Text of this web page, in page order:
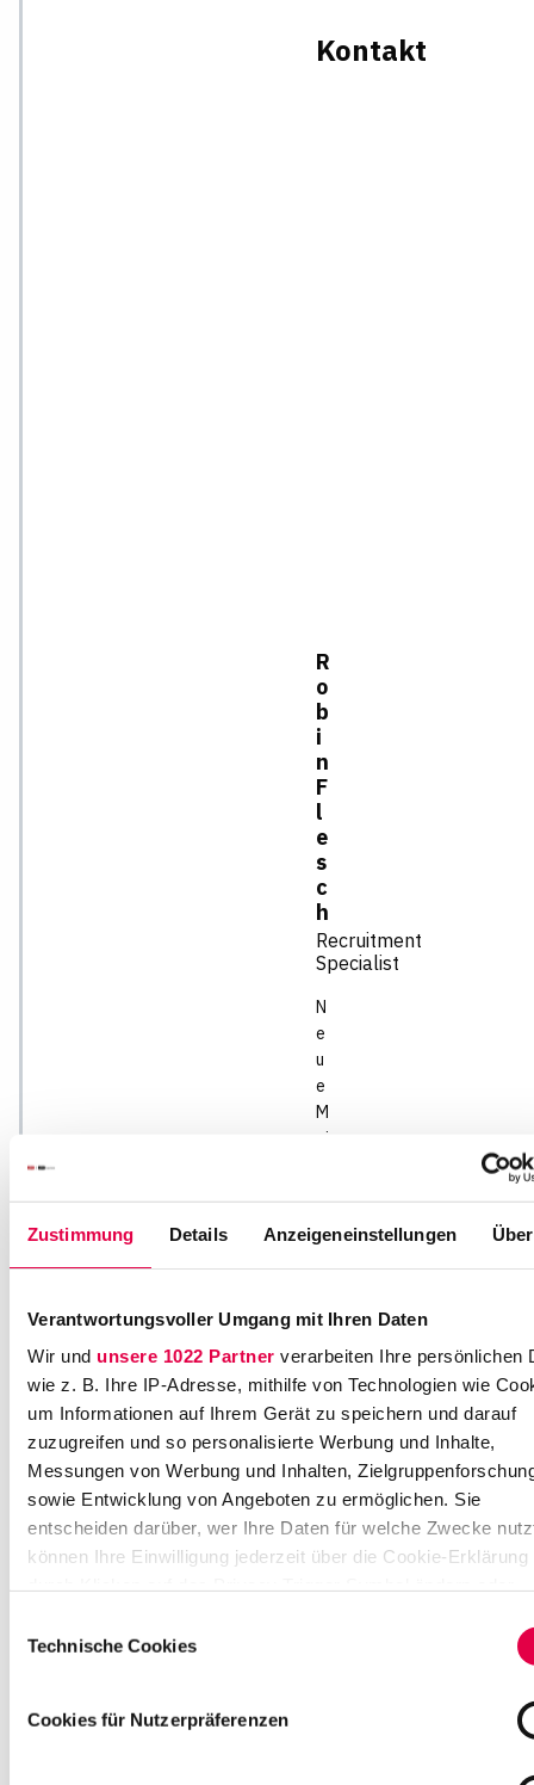
Zustimmung Details Anzeigeneinstellungen
Verantwortungsvoller Umgang mit Ihren Daten
Wir und unsere 1022 Partner verarbeiten Ihre persönlichen
wie z. B. Ihre IP-Adresse, mithilfe von Technologien wie
um Informationen auf Ihrem Gerät zu speichern und darauf
zuzugreifen und so personalisierte Werbung und Inhalte,
Messungen von Werbung und Inhalten,
sowie Entwicklung von Angeboten zu ermöglichen. Sie
entscheiden darüber, wer Ihre Daten für welche Zwecke
können Ihre Einwilligung jederzeit über die Cookie-Erklärung
Informationen über Ihre geografische Lage erfassen,
welche bis auf einige Meter genau sein können
Technische Cookies
Cookies für Nutzerpräferenzen
Kontakt
R
o
b
i
n
F
l
e
s
c
h
Recruitment
Specialist
N
e
u
e
M
ai
r
S
r.
6
0
6
0
3
1
1
F